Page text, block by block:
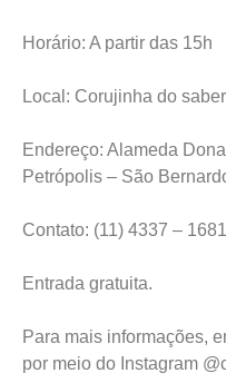
Horário: A partir das 15h
Local: Corujinha do
Endereço: Alameda
Petrópolis – São
Contato: (11) 4337 –
Entrada gratuita.
Para mais informações,
por meio do Instagram